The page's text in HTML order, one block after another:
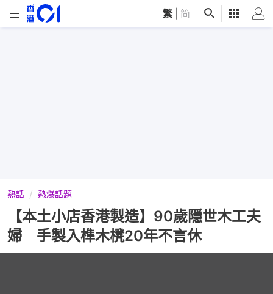
繁 简
熱話 熱爆話題
【本土小店香港製造】90歲隱世木工夫
婦 手製入榫木櫈20年不言休